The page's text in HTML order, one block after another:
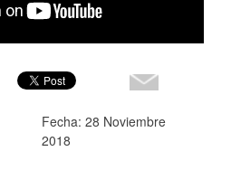
Fecha: 28 Noviembre
2018